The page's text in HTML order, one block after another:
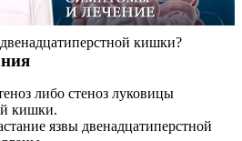
кишки?
либо стеноз луковицы
кишки.
язвы двенадцатиперстной